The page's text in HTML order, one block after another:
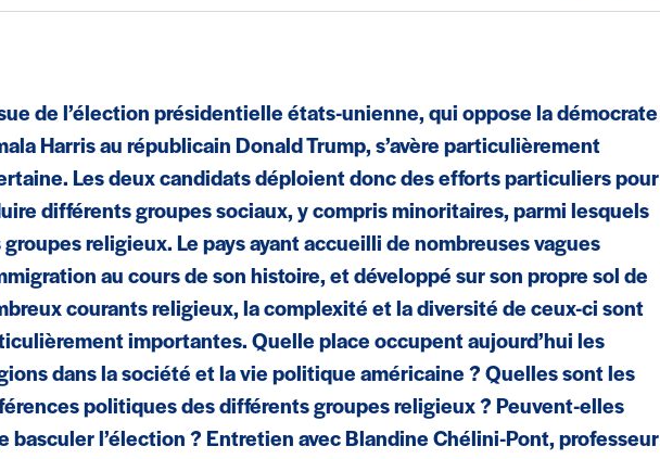
de l’élection présidentielle états-unienne, qui oppose la démocrate
Harris au républicain Donald Trump, s’avère particulièrement
Les deux candidats déploient donc des efforts particuliers pour
différents groupes sociaux, y compris minoritaires, parmi lesquels
groupes religieux. Le pays ayant accueilli de nombreuses vagues
au cours de son histoire, et développé sur son propre sol de
courants religieux, la complexité et la diversité de ceux-ci sont
importantes. Quelle place occupent aujourd’hui les
dans la société et la vie politique américaine ? Quelles sont les
politiques des différents groupes religieux ? Peuvent-elles
basculer l’élection ? Entretien avec Blandine Chélini-Pont, professeur